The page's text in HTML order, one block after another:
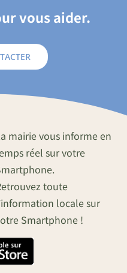
vous aider.
mairie vous informe en
réel sur votre
toute
locale sur
Smartphone !